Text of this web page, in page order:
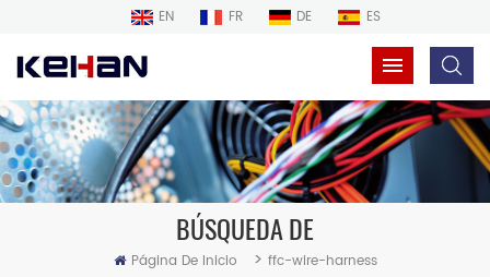
EN FR DE ES
BÚSQUEDA DE
Página De Inicio > ffc-wire-harness